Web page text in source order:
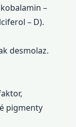
–
– D).
desmolaz.
pigmenty